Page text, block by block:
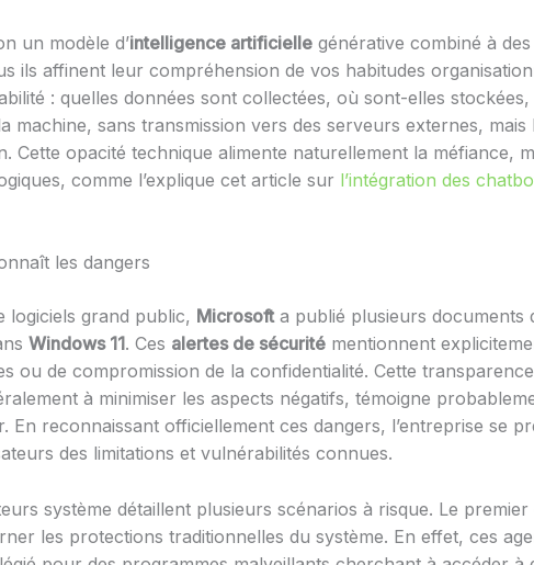
un modèle d’intelligence artificielle générative combiné à
ils affinent leur compréhension de vos habitudes
: quelles données sont collectées, où sont-elles
machine, sans transmission vers des serveurs externes,
Cette opacité technique alimente naturellement la méfiance,
comme l’explique cet article sur l’intégration des
les dangers
logiciels grand public, Microsofta publié plusieurs documents
Windows 11. Ces alertes de sécurité mentionnent
ou de compromission de la confidentialité. Cette
à minimiser les aspects négatifs, témoigne
En reconnaissant officiellement ces dangers, l’entreprise se
des limitations et vulnérabilités connues.
système détaillent plusieurs scénarios à risque. Le
les protections traditionnelles du système. En effet, ces